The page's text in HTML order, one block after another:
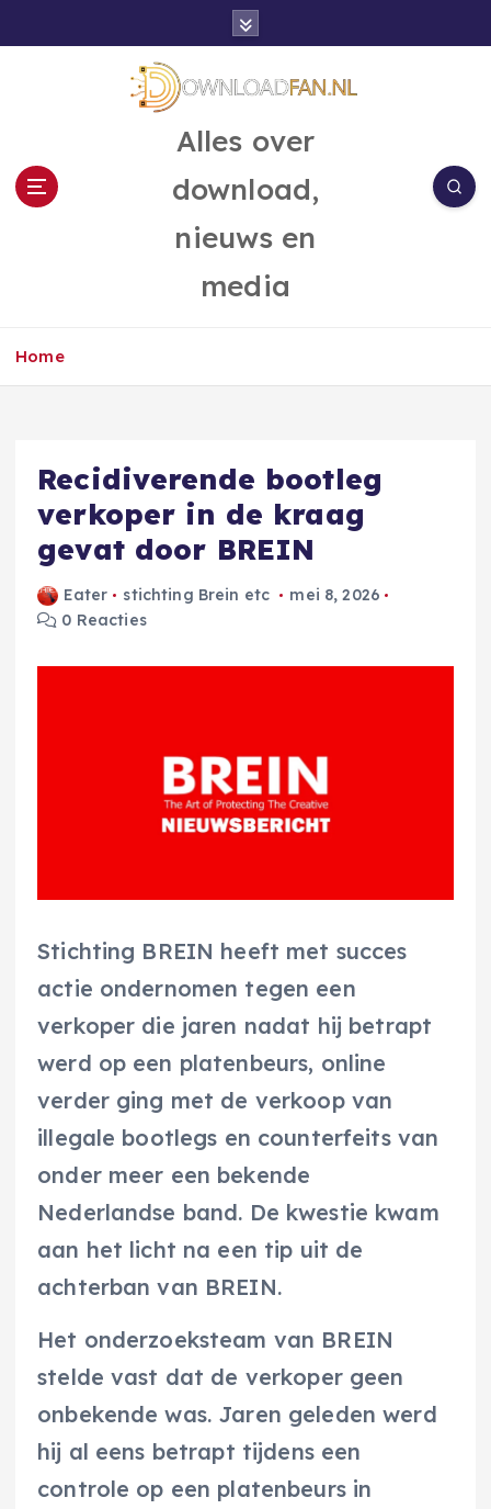
Alles over
download,
nieuws en
media
Home
Recidiverende bootleg
verkoper in de kraag
gevat door BREIN
Eater stichting Brein etc
mei 8, 2026
0 Reacties
Stichting BREIN heeft met succes
actie ondernomen tegen een
verkoper die jaren nadat hij betrapt
werd op een platenbeurs, online
verder ging met de verkoop van
illegale bootlegs en counterfeits van
onder meer een bekende
Nederlandse band. De kwestie kwam
aan het licht na een tip uit de
achterban van BREIN.
Het onderzoeksteam van BREIN
stelde vast dat de verkoper geen
onbekende was. Jaren geleden werd
hij al eens betrapt tijdens een
controle op een platenbeurs in